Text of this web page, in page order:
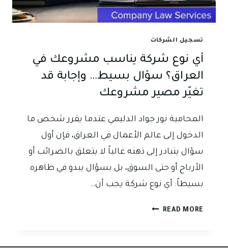
تسجيل الشركات
أي نوع شركة يناسب مشروعك في
العراق؟ سؤال بسيط… وإجابة قد
تغيّر مصير مشروعك
المحامية نور جواد الدليمي عندما يقرر شخص ما
الدخول إلى عالم الأعمال في العراق، فإن أول
سؤال يتبادر إلى ذهنه غالباً لا يتعلق بالضرائب أو
الأرباح أو حتى السوق، بل بسؤال يبدو في ظاهره
بسيطاً: أي نوع شركة يجب أن…
READ MORE أي
يناسب